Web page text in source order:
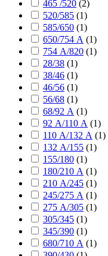
465 /520 (2)
520/585 (1)
585/650 (1)
650/754 А (1)
754 А/820 (1)
28/38 (1)
38/46 (1)
46/56 (1)
56/68 (1)
68/92 А (1)
92 А/110 А (1)
110 А/132 А (1)
132 А/155 (1)
155/180 (1)
180/210 А (1)
210 А/245 (1)
245/275 А (1)
275 А/305 (1)
305/345 (1)
345/390 (1)
680/710 А (1)